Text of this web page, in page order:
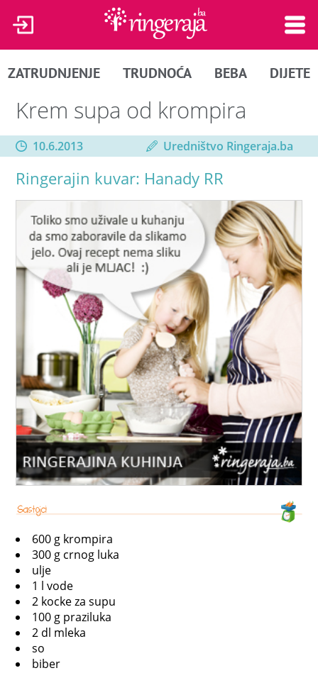
ZATRUDNJENJE TRUDNOĆA BEBA DIJETE
Krem supa od krompira
10.6.2013 Uredništvo Ringeraja.ba
Ringerajin kuvar: Hanady RR
600 g krompira
300 g crnog luka
ulje
1 l vode
2 kocke za supu
100 g praziluka
2 dl mleka
so
biber